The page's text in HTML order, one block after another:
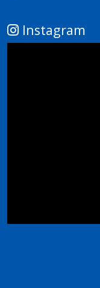
Instagram